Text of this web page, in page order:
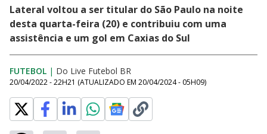
Lateral voltou a ser titular do São Paulo na noite
desta quarta-feira (20) e contribuiu com uma
assistência e um gol em Caxias do Sul
FUTEBOL | Do Live Futebol BR
20/04/2022 - 22H21 (ATUALIZADO EM 20/04/2024 - 05H09)